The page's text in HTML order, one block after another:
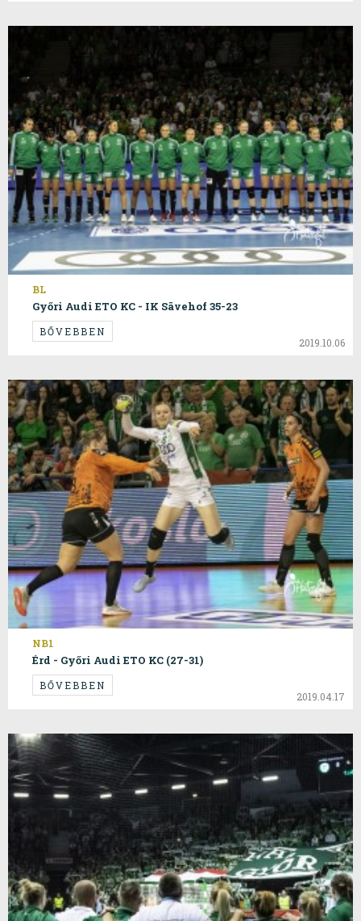
BL
Győri Audi ETO KC - IK Sävehof 35-23
BŐVEBBEN
2019.10.06
NB1
Érd - Győri Audi ETO KC (27-31)
BŐVEBBEN
2019.04.17